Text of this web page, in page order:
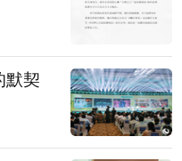
默契